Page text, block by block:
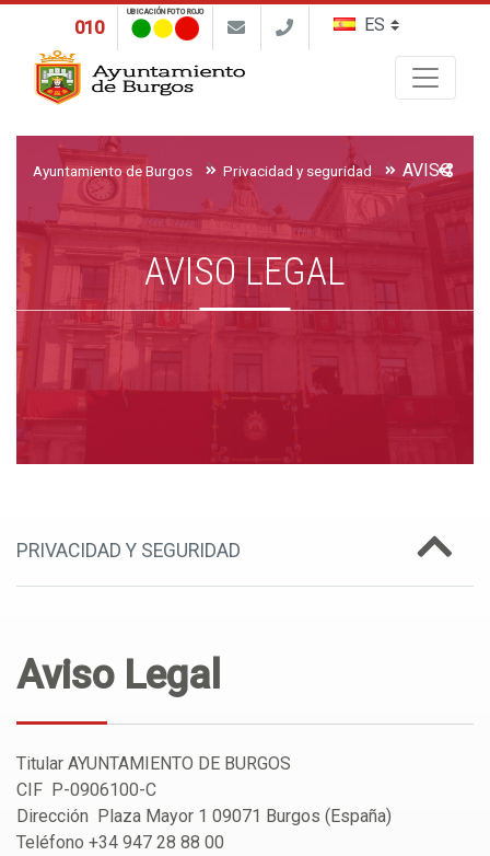
010
UBICACIÓN FOTO ROJO
Ayuntamiento de Burgos Privacidad y seguridad AVISO
AVISO LEGAL
PRIVACIDAD Y SEGURIDAD
Aviso Legal
Titular AYUNTAMIENTO DE BURGOS
CIF P-0906100-C
Dirección Plaza Mayor 1 09071 Burgos (España)
Teléfono +34 947 28 88 00